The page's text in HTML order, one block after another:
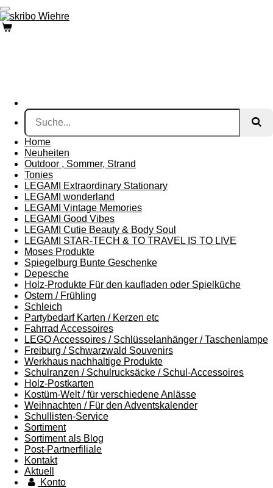
Zum
Hauptinhalt
springen
Home
Neuheiten
Outdoor , Sommer, Strand
Tonies
LEGAMI Extraordinary Stationary
LEGAMI wonderland
LEGAMI Vintage Memories
LEGAMI Good Vibes
LEGAMI Cutie Beauty & Body Soul
LEGAMI STAR-TECH & TO TRAVEL IS TO LIVE
Moses Produkte
Spiegelburg Bunte Geschenke
Depesche
Holz-Produkte Für den kaufladen oder Spielküche
Ostern / Frühling
Schleich
Partybedarf Karten / Kerzen etc
Fahrrad Accessoires
LEGO Accessoires / Schlüsselanhänger / Taschenlampe
Freiburg / Schwarzwald Souvenirs
Werkhaus nachhaltige Produkte
Schulranzen / Schulrucksäcke / Schul-Accessoires
Holz-Postkarten
Kostüm-Welt / für verschiedene Anlässe
Weihnachten / Für den Adventskalender
Schullisten-Service
Sortiment
Sortiment als Blog
Post-Partnerfiliale
Kontakt
Aktuell
Konto